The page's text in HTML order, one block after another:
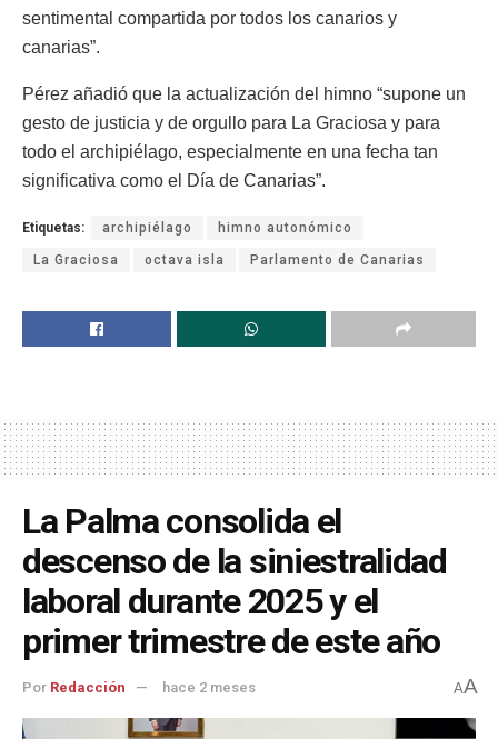
sentimental compartida por todos los canarios y
canarias”.
Pérez añadió que la actualización del himno “supone un
gesto de justicia y de orgullo para La Graciosa y para
todo el archipiélago, especialmente en una fecha tan
significativa como el Día de Canarias”.
Etiquetas: archipiélago himno autonómico
La Graciosa octava isla Parlamento de Canarias
La Palma consolida el
descenso de la siniestralidad
laboral durante 2025 y el
primer trimestre de este año
Por Redacción hace 2 meses AA